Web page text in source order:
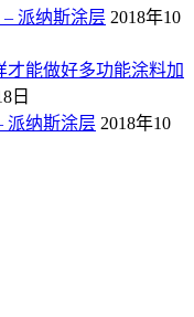
派纳斯涂层 2018年10
才能做好多功能涂料加
日
派纳斯涂层 2018年10